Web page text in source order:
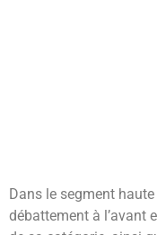
Dans le segment
débattement à l’avant